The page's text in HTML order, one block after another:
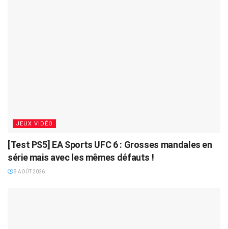
JEUX VIDÉO
[Test PS5] EA Sports UFC 6 : Grosses mandales en
série mais avec les mêmes défauts !
8 AOÛT 2026